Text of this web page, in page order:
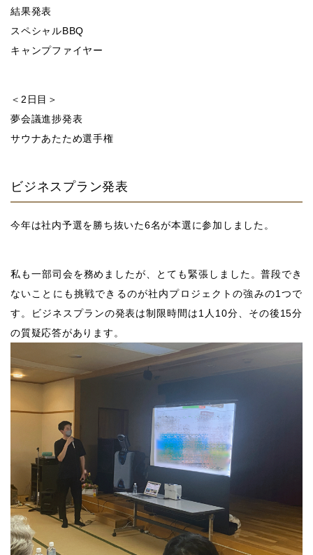
結果発表
スペシャルBBQ
キャンプファイヤー
＜2日目＞
夢会議進捗発表
サウナあたため選手権
ビジネスプラン発表
今年は社内予選を勝ち抜いた6名が本選に参加しました。
私も一部司会を務めましたが、とても緊張しました。普段でき
ないことにも挑戦できるのが社内プロジェクトの強みの1つで
す。ビジネスプランの発表は制限時間は1人10分、その後15分
の質疑応答があります。